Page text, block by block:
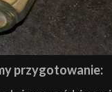
przygotowanie: